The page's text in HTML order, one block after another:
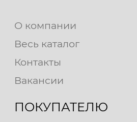
О компании
Весь каталог
Контакты
Вакансии
ПОКУПАТЕЛЮ